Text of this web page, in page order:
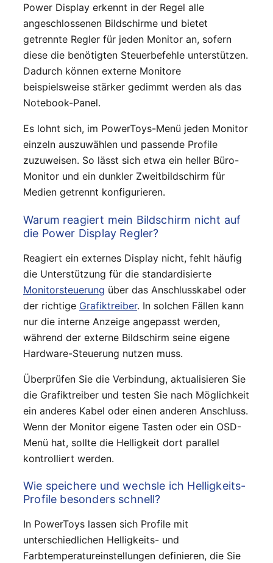
Power Display erkennt in der Regel alle
angeschlossenen Bildschirme und bietet
getrennte Regler für jeden Monitor an, sofern
diese die benötigten Steuerbefehle unterstützen.
Dadurch können externe Monitore
beispielsweise stärker gedimmt werden als das
Notebook-Panel.
Es lohnt sich, im PowerToys-Menü jeden Monitor
einzeln auszuwählen und passende Profile
zuzuweisen. So lässt sich etwa ein heller Büro-
Monitor und ein dunkler Zweitbildschirm für
Medien getrennt konfigurieren.
Warum reagiert mein Bildschirm nicht auf
die Power Display Regler?
Reagiert ein externes Display nicht, fehlt häufig
die Unterstützung für die standardisierte
Monitorsteuerung über das Anschlusskabel oder
der richtige Grafiktreiber. In solchen Fällen kann
nur die interne Anzeige angepasst werden,
während der externe Bildschirm seine eigene
Hardware-Steuerung nutzen muss.
Überprüfen Sie die Verbindung, aktualisieren Sie
die Grafiktreiber und testen Sie nach Möglichkeit
ein anderes Kabel oder einen anderen Anschluss.
Wenn der Monitor eigene Tasten oder ein OSD-
Menü hat, sollte die Helligkeit dort parallel
kontrolliert werden.
Wie speichere und wechsle ich Helligkeits-
Profile besonders schnell?
In PowerToys lassen sich Profile mit
unterschiedlichen Helligkeits- und
Farbtemperatureinstellungen definieren, die Sie